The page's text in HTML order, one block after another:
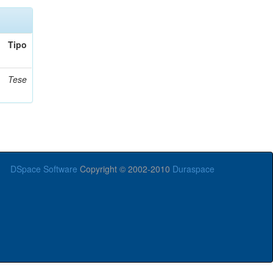
Tipo
Tese
DSpace Software Copyright © 2002-2010 Duraspace